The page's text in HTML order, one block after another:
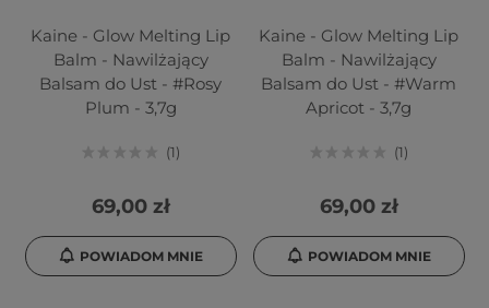
Kaine - Glow Melting Lip
Balm - Nawilżający
Balsam do Ust - #Rosy
Plum - 3,7g
1
69,00 zł
POWIADOM MNIE
Kaine - Glow Melting Lip
Balm - Nawilżający
Balsam do Ust - #Warm
Apricot - 3,7g
1
69,00 zł
POWIADOM MNIE